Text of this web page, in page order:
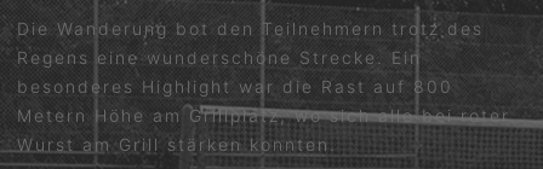
Die Wanderung bot den Teilnehmern trotz des
Regens eine wunderschöne Strecke. Ein
besonderes Highlight war die Rast auf 800
Metern Höhe am Grillplatz, wo sich alle bei roter
Wurst am Grill stärken konnten.